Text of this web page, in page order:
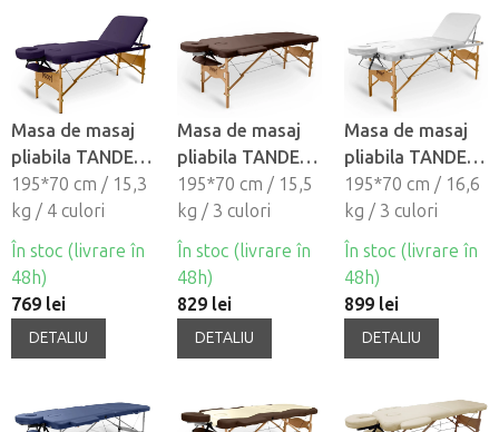
Masa de masaj
pliabila TANDEM
Basic-3
195*70 cm / 15,3
kg / 4 culori
În stoc (livrare în
48h)
769 lei
DETALIU
Masa de masaj
pliabila TANDEM
Profi W2D
195*70 cm / 15,5
kg / 3 culori
În stoc (livrare în
48h)
829 lei
DETALIU
Masa de masaj
pliabila TANDEM
Profi W3D
195*70 cm / 16,6
kg / 3 culori
În stoc (livrare în
48h)
899 lei
DETALIU